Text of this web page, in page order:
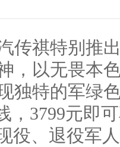
祺特别推出
，以无畏本
独特的军绿
，3799元即
役、退役军